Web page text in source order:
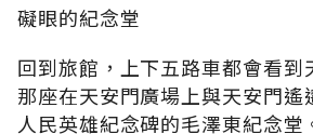
礙眼的紀念堂
回到旅館，上下五路車都會看到
那座在天安門廣場上與天安門遙
人民英雄紀念碑的毛澤東紀念堂